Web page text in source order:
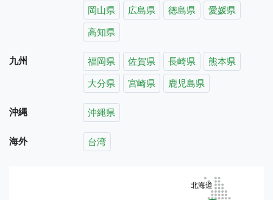
岡山県
広島県 徳島県
愛媛県
高知県
九州 福岡県 佐賀県 長崎県
熊本県
大分県
宮崎県 鹿児島県
沖縄 沖縄県
海外 台湾
北海道